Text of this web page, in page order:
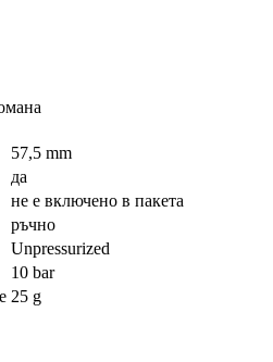
57,5 mm
да
не е включено в пакета
ръчно
Unpressurized
10 bar
25 g